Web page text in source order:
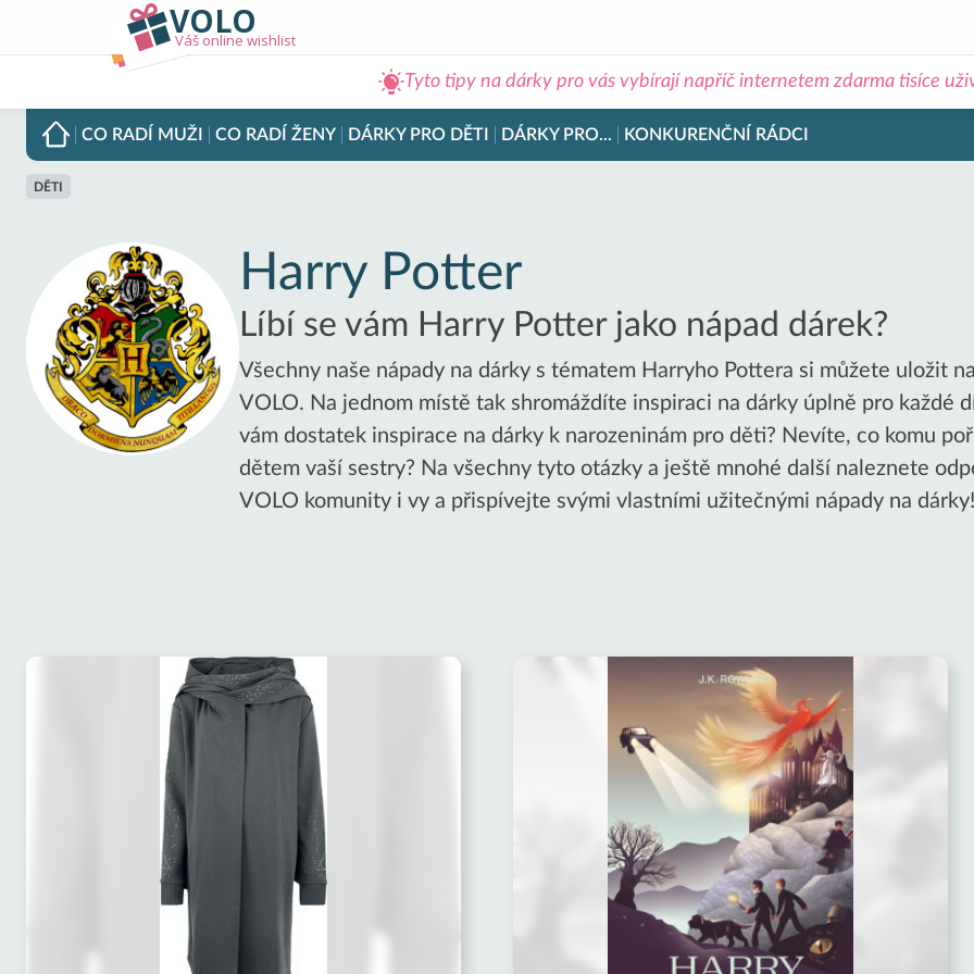
VOLO
Váš online wishlist
Tyto tipy na dárky pro vás vybírají napříč internetem zdarma tisíce
CO RADÍ MUŽI CO RADÍ ŽENY DÁRKY PRO DĚTI DÁRKY PRO... KONKURENČNÍ RÁDCI
DĚTI
Harry Potter
Líbí se vám Harry Potter jako nápad dárek?
Všechny naše nápady na dárky s tématem Harryho Pottera si můžete uložit
VOLO. Na jednom místě tak shromáždíte inspiraci na dárky úplně pro každé
vám dostatek inspirace na dárky k narozeninám pro děti? Nevíte, co komu
dětem vaší sestry? Na všechny tyto otázky a ještě mnohé další naleznete
VOLO komunity i vy a přispívejte svými vlastními užitečnými nápady na dárky!